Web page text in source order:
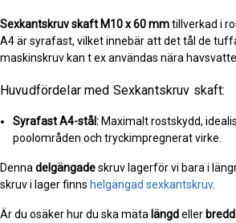
Sexkantskruv skaft M10 x 60 mmtillverkad i
A4 är syrafast, vilket innebär att det tål de
maskinskruv kan t ex användas nära
Huvudfördelar med Sexkantskruv skaft:
Syrafast A4-stål: Maximalt rostskydd,
poolområden och tryckimpregnerat virke.
Denna delgängadeskruv lagerför vi bara i
skruv i lager finns helgängad sexkantskruv.
Är du osäker hur du ska mäta längdeller bredd